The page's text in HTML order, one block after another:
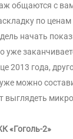
общаются с
по
начать
уже
2013 года,
можно
выглядеть
«Гоголь-2»